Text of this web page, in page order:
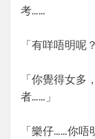
考……
「有咩唔明呢
「你覺得女多
者……」
「樂仔……你唔